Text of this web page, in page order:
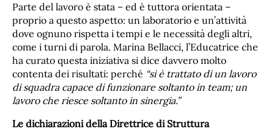
Parte del lavoro è stata – ed è tuttora orientata –
proprio a questo aspetto: un laboratorio e un’attività
dove ognuno rispetta i tempi e le necessità degli altri,
come i turni di parola. Marina Bellacci, l’Educatrice che
ha curato questa iniziativa si dice davvero molto
contenta dei risultati: perché “si è trattato di un lavoro
di squadra capace di funzionare soltanto in team; un
lavoro che riesce soltanto in sinergia.”
Le dichiarazioni della Direttrice di Struttura